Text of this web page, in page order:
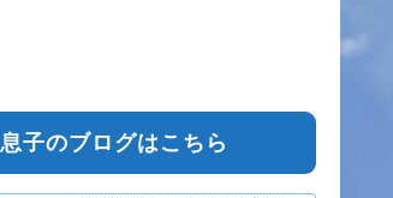
息子のブログはこちら